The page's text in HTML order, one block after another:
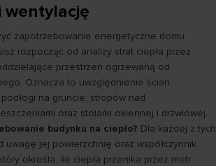
wentylację
zapotrzebowanie energetyczne domu
rozpocząć od analizy strat ciepła przez
przestrzeń ogrzewaną od
Oznacza to uwzględnienie ścian
na gruncie, stropów nad
oraz stolarki okiennej i drzwiowej.
budynku na ciepło? Dla każdej z tych
uwagę jej powierzchnię oraz współczynnik
określa, ile ciepła przenika przez metr